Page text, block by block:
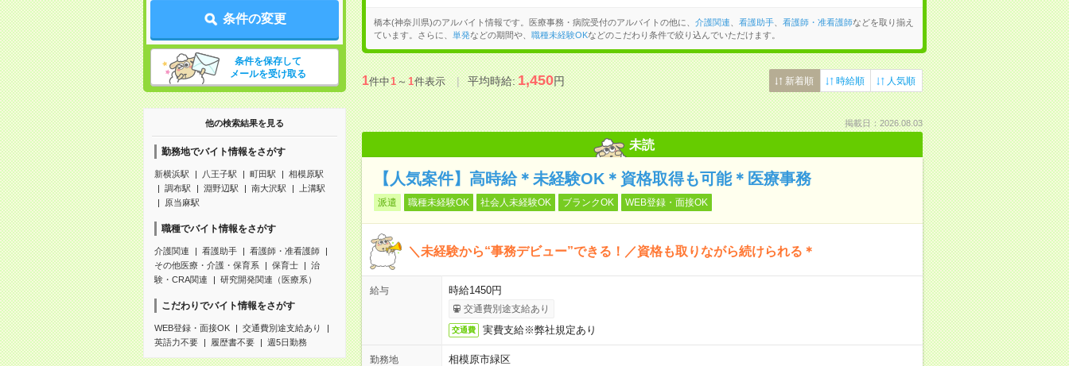
条件の変更
条件を保存して
メールを受け取る
他の検索結果を見る
勤務地でバイト情報をさがす
新横浜駅 八王子駅 町田駅
相模原駅
調布駅
淵野辺駅 南大沢駅
上溝駅
原当麻駅
職種でバイト情報をさがす
介護関連 看護助手
看護師・准看護師
その他医療・介護・保育系
保育士
治
験・CRA関連
研究開発関連（医療系）
こだわりでバイト情報をさがす
WEB登録・面接OK
交通費別途支給あり
英語力不要
履歴書不要 週5日勤務
橋本(神奈川県)のアルバイト情報です。医療事務・病院受付のアルバイトの他に、 介護関連 看護助手、 看護師・准看護師などを取り揃え
ています。さらに、
単発などの期間や、 職種未経験OKなどのこだわり条件で絞り込んでいただけます。
1件中1～1件表示 平均時給:1,450円 新着順 時給順 人気順
掲載日：2026.08.03
未読
【人気案件】高時給＊未経験OK＊資格取得も可能＊医療事務
派遣 職種未経験OK 社会人未経験OK ブランクOK WEB登録・面接OK
＼未経験から“事務デビュー”できる！／資格も取りながら続けられる＊
給与 時給1450円
交通費別途支給あり
交通費 実費支給※弊社規定あり
勤務地
相模原市緑区